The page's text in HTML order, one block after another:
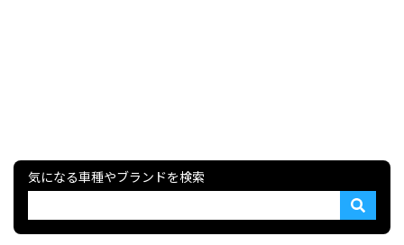
気になる車種やブランドを検索